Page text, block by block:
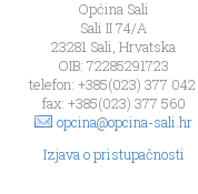
Općina Sali
Sali II 74/A
23281 Sali, Hrvatska
OIB: 72285291723
telefon: +385(023) 377 042
fax: +385(023) 377 560
opcina@opcina-sali.hr
Izjava o pristupačnosti